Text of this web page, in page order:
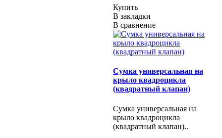
Купить
В закладки
В сравнение
Сумка универсальная на
крыло квадроцикла
(квадратный клапан)
Сумка универсальная на
крыло квадроцикла
(квадратный клапан)..